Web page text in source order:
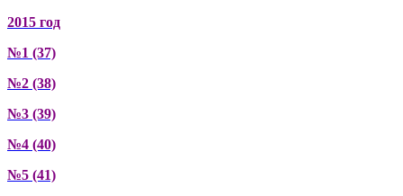
2015 год
№1 (37)
№2 (38)
№3 (39)
№4 (40)
№5 (41)